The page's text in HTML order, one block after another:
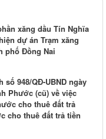
xăng dầu Tín Nghĩa
dự án Trạm xăng
phố Đồng Nai
948/QĐ-UBND ngày
Phước (cũ) về việc
cho thuê đất trả
cho thuê đất trả tiền